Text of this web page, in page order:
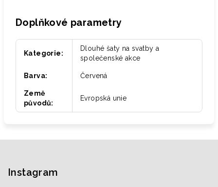
Doplňkové parametry
Kategorie:
Dlouhé šaty na svatby a
společenské akce
Barva: Červená
Země
původů:
Evropská unie
Instagram